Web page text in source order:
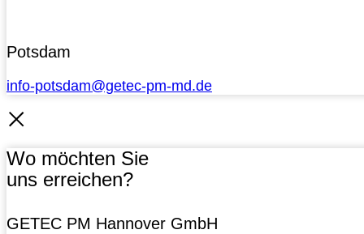
Potsdam
info-potsdam@getec-pm-md.de
Wo möchten Sie
uns erreichen?
GETEC PM Hannover GmbH